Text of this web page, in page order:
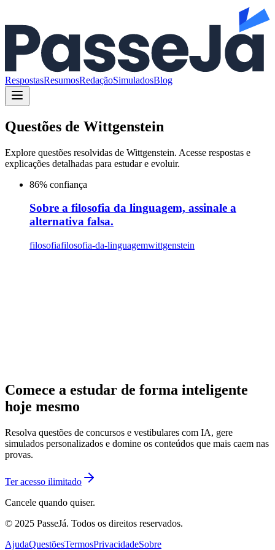
RespostasResumosRedaçãoSimuladosBlog
Questões de Wittgenstein
Explore questões resolvidas de Wittgenstein. Acesse respostas e
explicações detalhadas para estudar e evoluir.
86% confiança
Sobre a filosofia da linguagem, assinale a
alternativa falsa.
filosofiafilosofia-da-linguagemwittgenstein
Comece a estudar de forma inteligente
hoje mesmo
Resolva questões de concursos e vestibulares com IA, gere
simulados personalizados e domine os conteúdos que mais caem nas
provas.
Ter acesso ilimitado
Cancele quando quiser.
© 2025 PasseJá. Todos os direitos reservados.
AjudaQuestõesTermosPrivacidadeSobre